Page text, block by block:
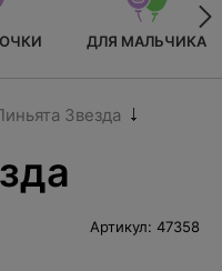
ДЛЯ МАЛЬЧИКА
Звезда
Артикул: 47358